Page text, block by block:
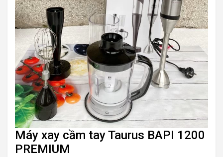
Máy xay cầm tay Taurus BAPI 1200
PREMIUM